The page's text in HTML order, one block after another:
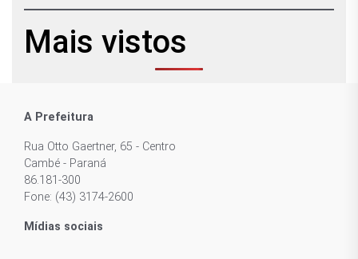
Mais vistos
A Prefeitura
Rua Otto Gaertner, 65 - Centro
Cambé - Paraná
86.181-300
Fone: (43) 3174-2600
Mídias sociais